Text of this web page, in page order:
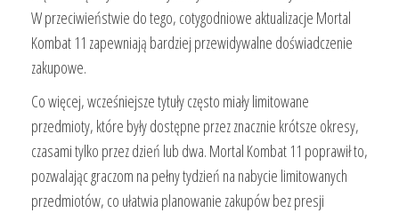
W przeciwieństwie do tego, cotygodniowe aktualizacje Mortal
Kombat 11 zapewniają bardziej przewidywalne doświadczenie
zakupowe.
Co więcej, wcześniejsze tytuły często miały limitowane
przedmioty, które były dostępne przez znacznie krótsze okresy,
czasami tylko przez dzień lub dwa. Mortal Kombat 11 poprawił to,
pozwalając graczom na pełny tydzień na nabycie limitowanych
przedmiotów, co ułatwia planowanie zakupów bez presji